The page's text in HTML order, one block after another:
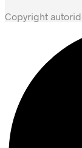
Copyright